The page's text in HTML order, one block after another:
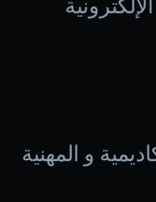
و المهنية